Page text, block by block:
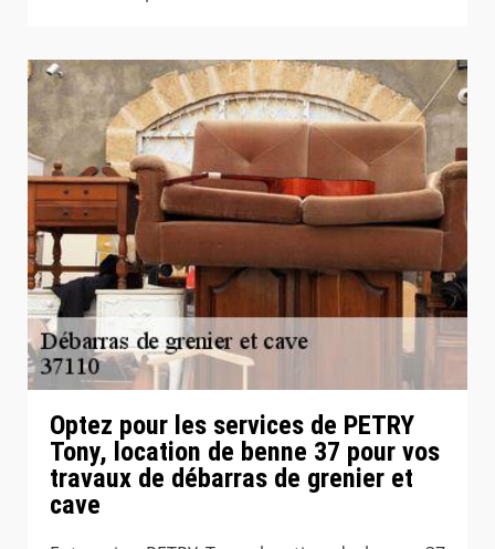
Optez pour les services de PETRY
Tony, location de benne 37 pour vos
travaux de débarras de grenier et
cave